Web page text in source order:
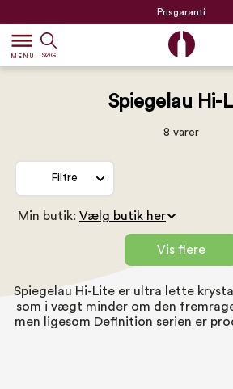
Prisgaranti
dehaze
MENU SØG
Spiegelau Hi-
8 varer
Filtre
Min butik:
Vis flere
Spiegelau Hi-Lite er ultra lette
som i vægt minder om den
men ligesom Definition serien er